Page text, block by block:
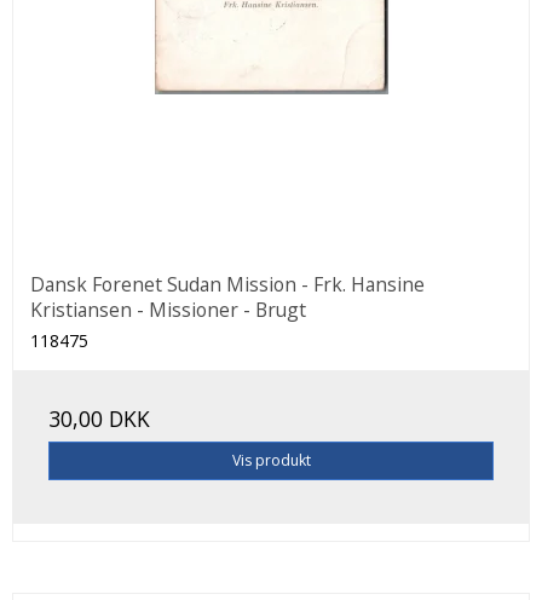
Dansk Forenet Sudan Mission - Frk. Hansine
Kristiansen - Missioner - Brugt
118475
30,00 DKK
Vis produkt